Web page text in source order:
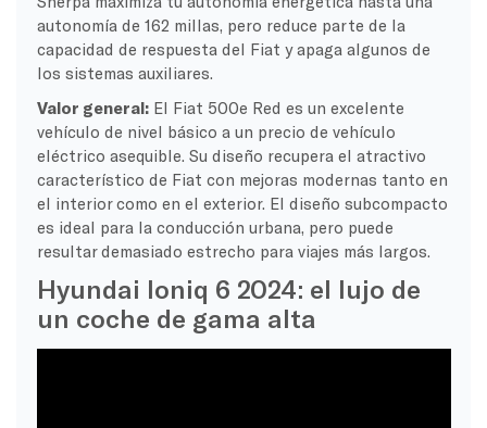
autonomía de 162 millas, pero reduce parte de la
capacidad de respuesta del Fiat y apaga algunos de
los sistemas auxiliares.
Valor general:El Fiat 500e Red es un excelente
vehículo de nivel básico a un precio de vehículo
eléctrico asequible. Su diseño recupera el atractivo
característico de Fiat con mejoras modernas tanto en
el interior como en el exterior. El diseño subcompacto
es ideal para la conducción urbana, pero puede
resultar demasiado estrecho para viajes más largos.
Hyundai Ioniq 6 2024: el lujo de
un coche de gama alta